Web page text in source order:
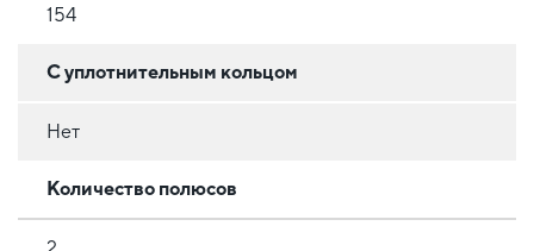
154
С уплотнительным кольцом
Нет
Количество полюсов